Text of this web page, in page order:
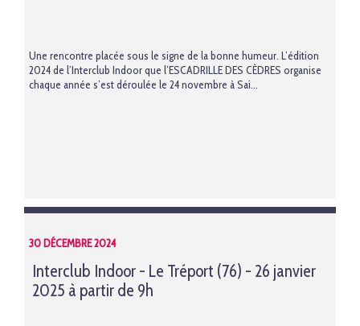
Une rencontre placée sous le signe de la bonne humeur. L’édition
2024 de l’Interclub Indoor que l’ESCADRILLE DES CÈDRES organise
chaque année s’est déroulée le 24 novembre à Sai...
30 DÉCEMBRE 2024
Interclub Indoor - Le Tréport (76) - 26 janvier
2025 à partir de 9h